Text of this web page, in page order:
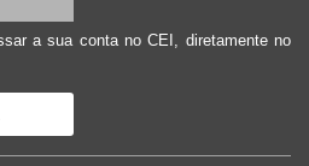
a sua conta no CEI, diretamente no